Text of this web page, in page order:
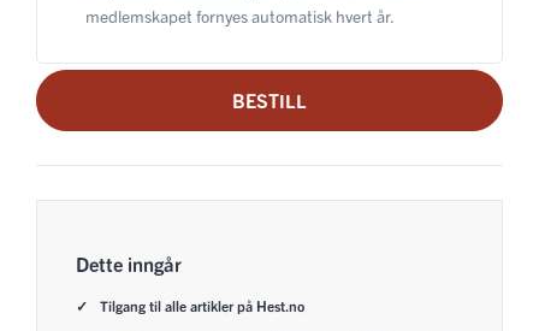
medlemskapet fornyes automatisk hvert år.
BESTILL
Dette inngår
Tilgang til alle artikler på Hest.no